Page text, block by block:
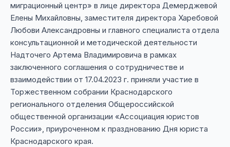
миграционный центр» в лице директора Демерджевой
Елены Михайловны, заместителя директора Харебовой
Любови Александровны и главного специалиста отдела
консультационной и методической деятельности
Надточего Артема Владимировича в рамках
заключенного соглашения о сотрудничестве и
взаимодействии от 17.04.2023 г. приняли участие в
Торжественном собрании Краснодарского
регионального отделения Общероссийской
общественной организации «Ассоциация юристов
России», приуроченном к празднованию Дня юриста
Краснодарского края.